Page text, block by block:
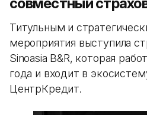
Титульным и
мероприятия выступила
Sinoasia B&R, которая
года и входит в
ЦентрКредит.